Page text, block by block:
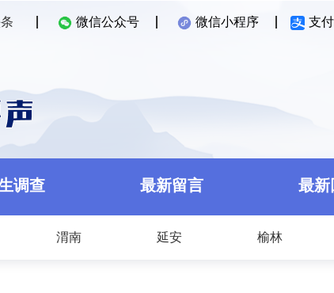
微信公众号 微信小程序 支
调查 最新留言 最新
渭南 延安 榆林